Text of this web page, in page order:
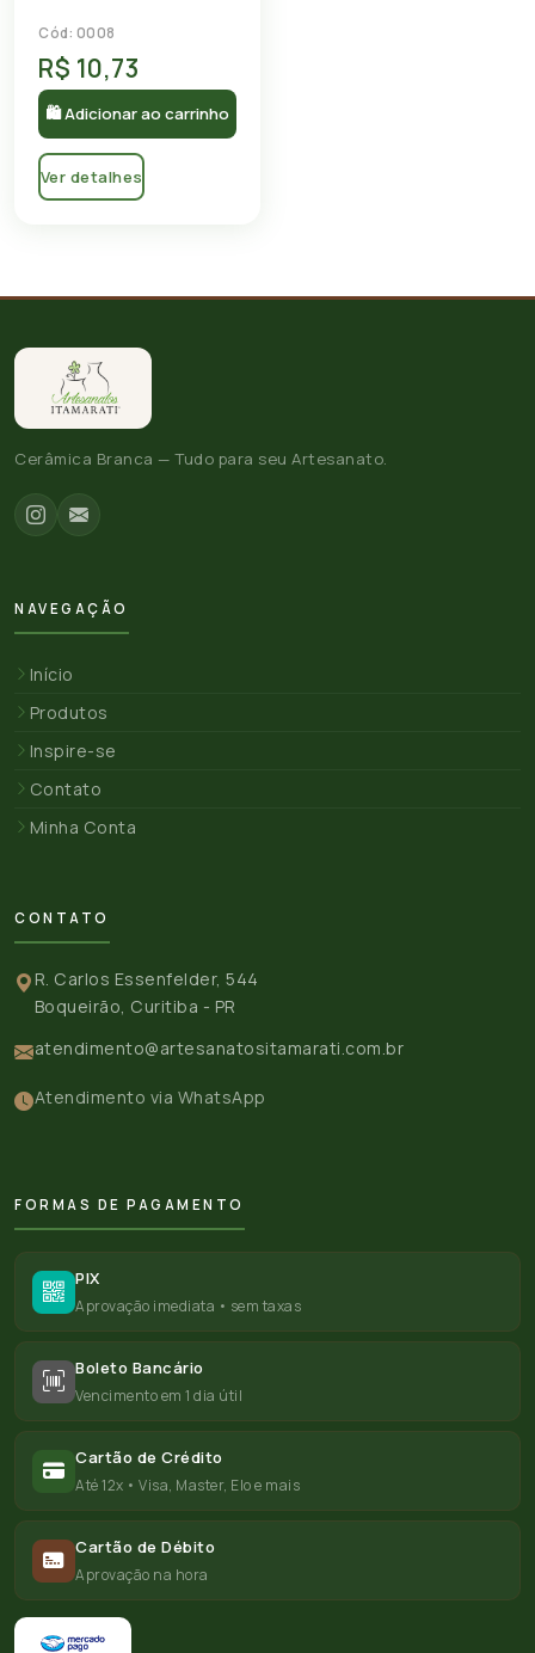
Cód: 0008
R$ 10,73
🛍 Adicionar ao carrinho
Ver detalhes
Cerâmica Branca — Tudo para seu Artesanato.
NAVEGAÇÃO
Início
Produtos
Inspire-se
Contato
Minha Conta
CONTATO
R. Carlos Essenfelder, 544
Boqueirão, Curitiba - PR
atendimento@artesanatositamarati.com.br
Atendimento via WhatsApp
FORMAS DE PAGAMENTO
PIX
Aprovação imediata • sem taxas
Boleto Bancário
Vencimento em 1 dia útil
Cartão de Crédito
Até 12x • Visa, Master, Elo e mais
Cartão de Débito
Aprovação na hora